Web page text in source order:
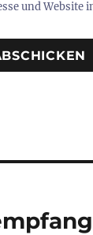
und Website